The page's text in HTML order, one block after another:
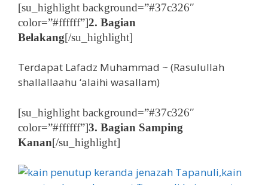
[su_highlight background=”#37c326″
color=”#ffffff”]2. Bagian
Belakang[/su_highlight]
Terdapat Lafadz Muhammad ~ (Rasulullah
shallallaahu ‘alaihi wasallam)
[su_highlight background=”#37c326″
color=”#ffffff”]3. Bagian Samping
Kanan[/su_highlight]